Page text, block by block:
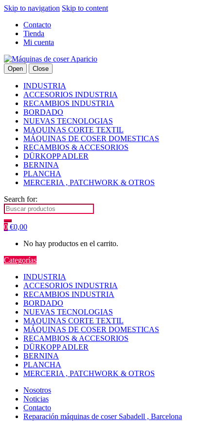
Skip to navigation Skip to content
Contacto
Tienda
Mi cuenta
Open Close
INDUSTRIA
ACCESORIOS INDUSTRIA
RECAMBIOS INDUSTRIA
BORDADO
NUEVAS TECNOLOGIAS
MAQUINAS CORTE TEXTIL
MÁQUINAS DE COSER DOMESTICAS
RECAMBIOS & ACCESORIOS
DÜRKOPP ADLER
BERNINA
PLANCHA
MERCERIA , PATCHWORK & OTROS
Search for:
0 €0,00
No hay productos en el carrito.
Categorías
INDUSTRIA
ACCESORIOS INDUSTRIA
RECAMBIOS INDUSTRIA
BORDADO
NUEVAS TECNOLOGIAS
MAQUINAS CORTE TEXTIL
MÁQUINAS DE COSER DOMESTICAS
RECAMBIOS & ACCESORIOS
DÜRKOPP ADLER
BERNINA
PLANCHA
MERCERIA , PATCHWORK & OTROS
Nosotros
Noticias
Contacto
Reparación máquinas de coser Sabadell , Barcelona